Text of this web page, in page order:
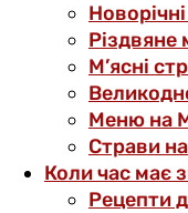
М’ясні
Меню на
Страви
Коли час має
Рецепти